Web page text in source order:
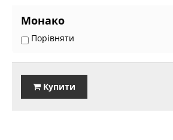
Монако
Порівняти
Купити